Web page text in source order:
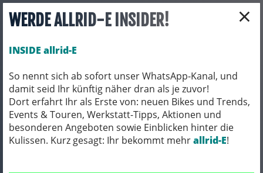
×
WERDE ALLRID-E INSIDER!
INSIDE allrid-E
So nennt sich ab sofort unser WhatsApp-Kanal, und
damit seid Ihr künftig näher dran als je zuvor!
Dort erfahrt Ihr als Erste von: neuen Bikes und Trends,
Events & Touren, Werkstatt-Tipps, Aktionen und
besonderen Angeboten sowie Einblicken hinter die
Kulissen. Kurz gesagt: Ihr bekommt mehrallrid-E!
Toggle navigation
E-BIKES E-BIKES/ TOUREN/ TREKKING/ CITY